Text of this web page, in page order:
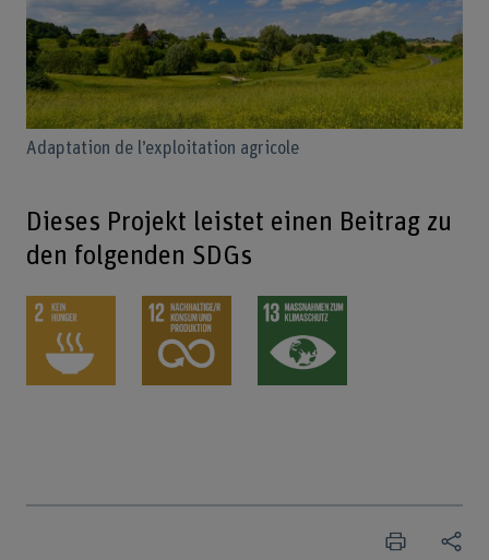
Adaptation de l’exploitation agricole
Dieses Projekt leistet einen Beitrag zu
den folgenden SDGs